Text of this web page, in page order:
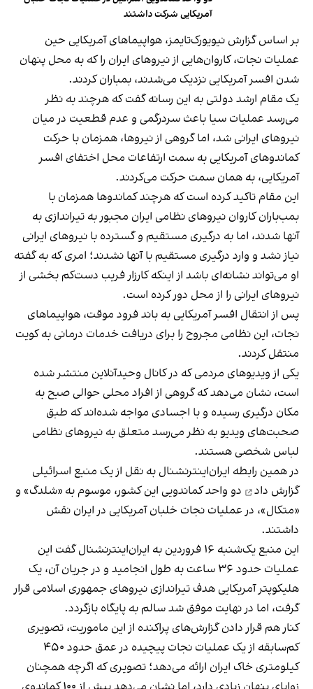
آمریکایی شرکت داشتند
بر اساس گزارش نیویورک‌تایمز، هواپیماهای آمریکایی حین
عملیات نجات، کاروان‌هایی از نیروهای ایران را که به محل پنهان
شدن افسر آمریکایی نزدیک می‌شدند، بمباران کردند.
یک مقام ارشد دولتی به این رسانه گفت که هرچند به نظر
می‌رسد عملیات سیا باعث سردرگمی و عدم قطعیت در میان
نیروهای ایرانی شد، اما گروهی از نیروها، همزمان با حرکت
کماندوهای آمریکایی به سمت ارتفاعات محل اختفای افسر
آمریکایی، به همان سمت حرکت می‌کردند.
این مقام تاکید کرده است که هرچند کماندوها همزمان با
بمب‌باران کاروان نیروهای نظامی ایران مجبور به تیراندازی به
آنها شدند، اما به درگیری مستقیم و گسترده با نیروهای ایرانی
نیاز نشد و وارد درگیری مستقیم با آنها نشدند؛ امری که به گفته
او می‌تواند نشانه‌ای باشد از اینکه کارزار فریب دست‌کم بخشی از
نیروهای ایرانی را از محل دور کرده است.
پس از انتقال افسر آمریکایی به باند فرود موقت، هواپیماهای
نجات، این نظامی مجروح را برای دریافت خدمات درمانی به کویت
منتقل کردند.
یکی از ویدیوهای مردمی که در کانال وحیدآنلاین منتشر شده
است، نشان می‌دهد که گروهی از افراد محلی حوالی صبح به
مکان درگیری رسیده‌ و با اجسادی مواجه شده‌اند که طبق
صحبت‌های ویدیو به نظر می‌رسد متعلق به نیروهای نظامی
لباس شخصی هستند.
در همین رابطه ایران‌اینترنشنال به نقل از یک منبع اسرائیلی
گزارش داد
دو واحد کماندویی این کشور، موسوم به «شلدگ» و
«متکال»، در عملیات نجات خلبان آمریکایی در ایران نقش
داشتند.
این منبع یک‌شنبه ۱۶ فروردین به ایران‌اینترنشنال گفت این
عملیات حدود ۳۶ ساعت به طول انجامید و در جریان آن، یک
هلیکوپتر آمریکایی هدف تیراندازی نیروهای جمهوری اسلامی قرار
گرفت، اما در نهایت موفق شد سالم به پایگاه بازگردد.
کنار هم قرار دادن گزارش‌های پراکنده از این ماموریت، تصویری
کم‌سابقه از یک عملیات نجات پیچیده در عمق حدود ۴۵۰
کیلومتری خاک ایران ارائه می‌دهد؛ تصویری که اگرچه همچنان